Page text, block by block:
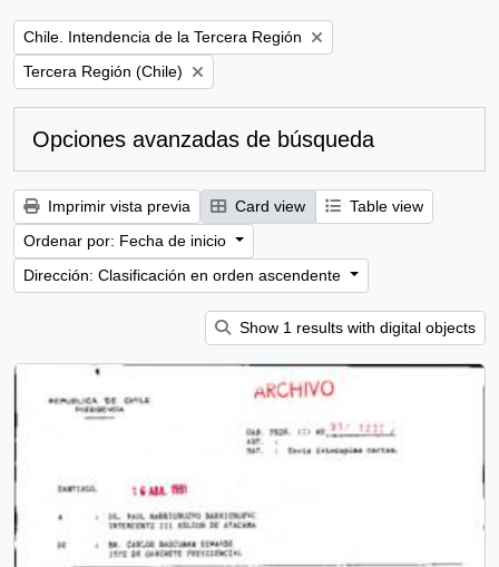
Remove filter:
Chile. Intendencia de la Tercera Región
Remove filter:
Tercera Región (Chile)
Opciones avanzadas de búsqueda
Imprimir vista previa Card view
Table view
Ordenar por: Fecha de inicio
Dirección: Clasificación en orden ascendente
Show 1 results with digital objects